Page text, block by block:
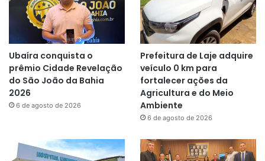
Ubaíra conquista o
prêmio Cidade Revelação
do São João da Bahia
2026
6 de agosto de 2026
Prefeitura de Laje adquire
veículo 0 km para
fortalecer ações da
Agricultura e do Meio
Ambiente
6 de agosto de 2026